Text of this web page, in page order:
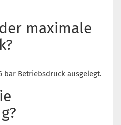
maximale
bar Betriebsdruck ausgelegt.